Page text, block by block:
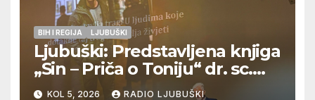
BIH I REGIJA LJUBUŠKI
Ljubuški: Predstavljena knjiga
„Sin – Priča o Toniju“ dr. sc.
Zdenka Hercega
KOL 5, 2026 RADIO LJUBUŠKI